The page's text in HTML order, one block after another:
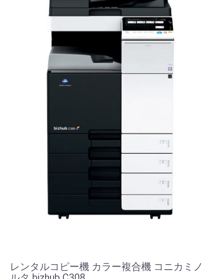
レンタルコピー機 カラー複合機 コニカミノ